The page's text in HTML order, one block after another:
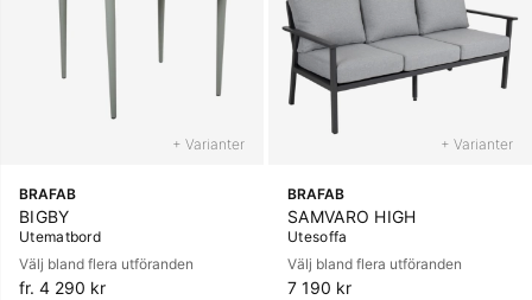
+ Varianter
BRAFAB
BIGBY
Utematbord
Välj bland flera utföranden
fr. 4 290 kr
+ Varianter
BRAFAB
SAMVARO HIGH
Utesoffa
Välj bland flera utföranden
7 190 kr